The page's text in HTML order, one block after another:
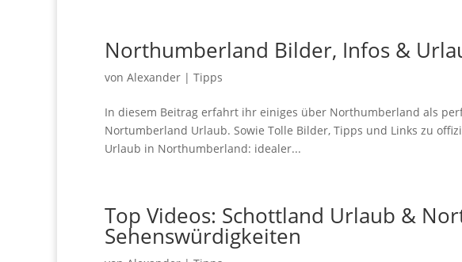
Northumberland Bilder, Infos &
von Alexander | Tipps
In diesem Beitrag erfahrt ihr einiges über Northumberland als
Nortumberland Urlaub. Sowie Tolle Bilder, Tipps und Links zu
Urlaub in Northumberland: idealer...
Top Videos: Schottland Urlaub &
Sehenswürdigkeiten